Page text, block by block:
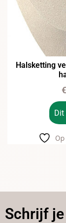
Halsketting
€
Dit
Schrijf